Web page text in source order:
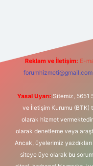
Reklam ve İletişim: E-
forumhizmeti@gmail.com
Yasal Uyarı: Sitemiz, 5651
ve İletişim Kurumu (BTK)
olarak hizmet
olarak denetleme veya
Ancak, üyelerimiz
siteye üye olarak bu